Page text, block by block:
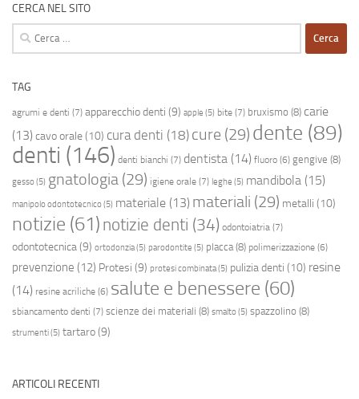
CERCA NEL SITO
Ricerca
per:
TAG
agrumi e denti (7) apparecchio denti (9) apple (5) bite (7) bruxismo (8) carie
(13) cavo orale(10) cura denti (18) cure (29) dente (89)
denti (146) denti bianchi (7) dentista (14) fluoro (6) gengive (8)
gesso(5) gnatologia (29) igiene orale (7) leghe (5) mandibola (15)
manipolo odontotecnico(5) materiale (13) materiali (29) metalli (10)
notizie (61) notizie denti (34) odontoiatria (7)
odontotecnica (9) ortodonzia(5) parodontite (5) placca (8) polimerizzazione (6)
prevenzione (12) Protesi (9) protesi combinata(5) pulizia denti (10) resine
(14) resine acriliche (6) salute e benessere (60)
sbiancamento denti (7) scienze dei materiali (8) smalto(5) spazzolino (8)
strumenti(5) tartaro(9)
ARTICOLI RECENTI